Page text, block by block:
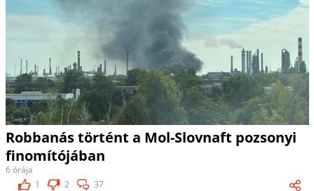
Robbanás történt a Mol-Slovnaft pozsonyi
finomítójában
6 órája
1
2 37